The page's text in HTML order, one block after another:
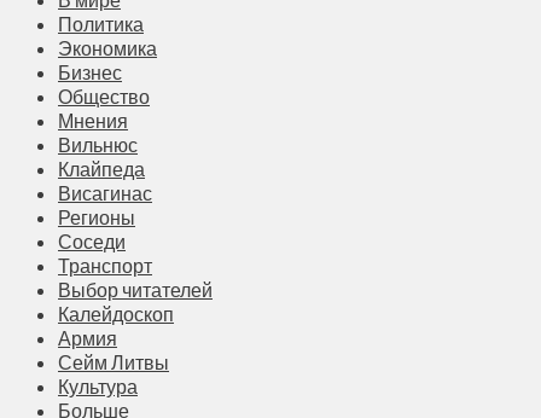
Политика
Экономика
Бизнес
Общество
Мнения
Вильнюс
Клайпеда
Висагинас
Регионы
Соседи
Транспорт
Выбор читателей
Калейдоскоп
Армия
Сейм Литвы
Культура
Больше